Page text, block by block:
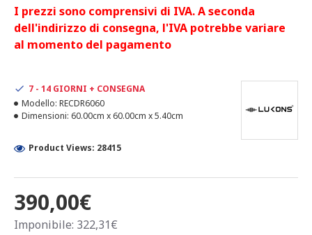
I prezzi sono comprensivi di IVA. A seconda
dell'indirizzo di consegna, l'IVA potrebbe variare
al momento del pagamento
390,00€
Imponibile: 322,31€
7 - 14 GIORNI + CONSEGNA
Modello: RECDR6060
Dimensioni: 60.00cm x 60.00cm x 5.40cm
Product Views: 28415